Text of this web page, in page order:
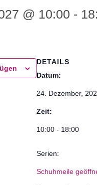
@ 10:00 -
DETAILS
Datum:
24. Dezember,
Zeit:
10:00 - 18:00
Serien:
Schuhmeile